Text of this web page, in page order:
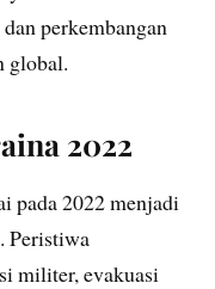
perkembangan
global.
2022
pada 2022 menjadi
Peristiwa
militer, evakuasi